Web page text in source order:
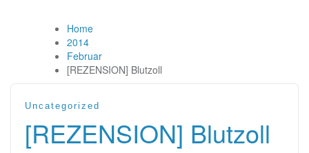
Home
2014
Februar
[REZENSION] Blutzoll
Uncategorized
[REZENSION] Blutzoll